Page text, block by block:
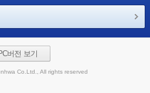
버전 보기
Co.Ltd., All rights reserved